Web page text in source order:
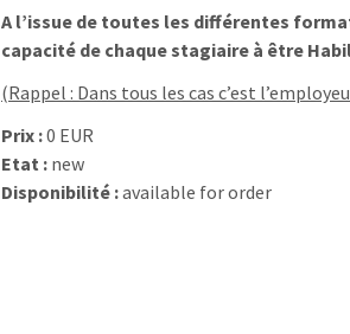
A l’issue de toutes les différentes
capacité de chaque stagiaire à être
(Rappel : Dans tous les cas c’est
Prix :0 EUR
Etat : new
Disponibilité :available for order